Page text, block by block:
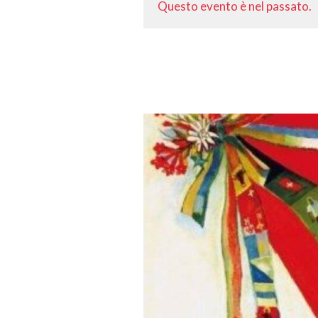
Questo evento è nel passato.